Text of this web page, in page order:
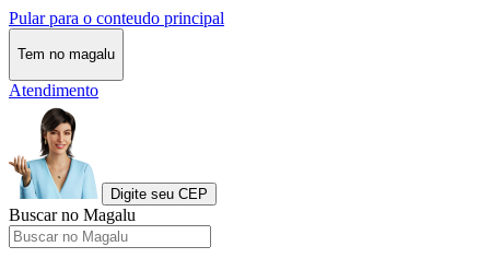
Pular para o conteudo principal
Tem no magalu
Atendimento
Digite seu CEP
Buscar no Magalu